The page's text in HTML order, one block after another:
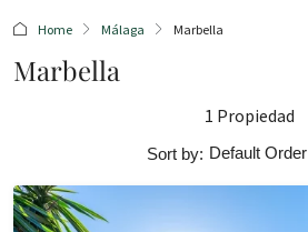
Home Málaga Marbella
Marbella
1 Propiedad
Sort by: Default Order